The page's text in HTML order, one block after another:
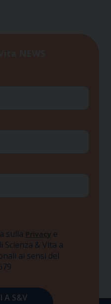
sulla Privacy e
& Vita a
ai sensi del